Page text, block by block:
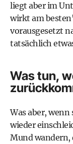
liegt aber im
wirkt am
vorausgesetzt
tatsächlich
Was tun,
Was aber,
wieder
Mund wandern,